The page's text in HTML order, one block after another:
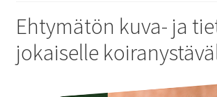
Kassalle
Kauppa
Ehtymätön kuva- ja
jokaiselle